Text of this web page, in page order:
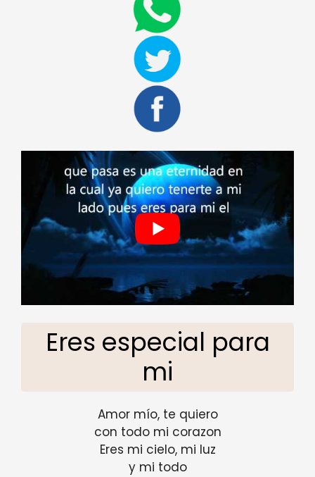
Eres especial para
mi
Amor mío, te quiero
con todo mi corazon
Eres mi cielo, mi luz
y mi todo